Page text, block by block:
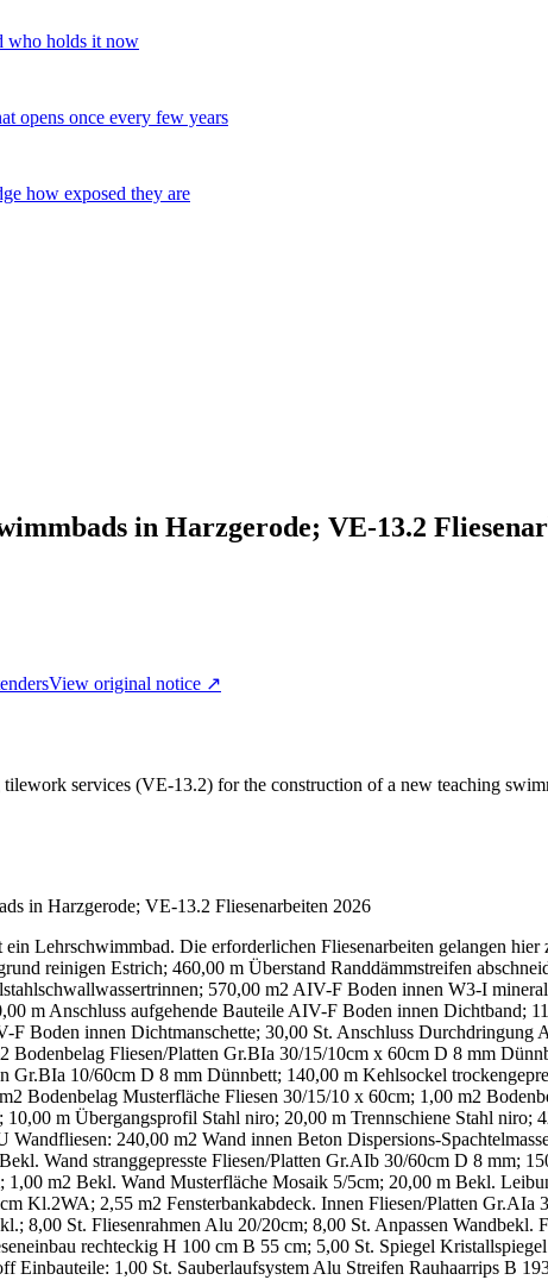
who holds it now
opens once every few years
how exposed they are
in Harzgerode; VE-13.2
View original notice ↗
services (VE-13.2) for the construction of a new teaching
in Harzgerode; VE-13.2 Fliesenarbeiten 2026
Lehrschwimmbad. Die erforderlichen Fliesenarbeiten gelangen
reinigen Estrich; 460,00 m Überstand Randdämmstreifen
570,00 m2 AIV-F Boden innen W3-I
m Anschluss aufgehende Bauteile AIV-F Boden innen Dichtband;
Boden innen Dichtmanschette; 30,00 St. Anschluss
Bodenbelag Fliesen/Platten Gr.BIa 30/15/10cm x 60cm D 8 mm
Gr.BIa 10/60cm D 8 mm Dünnbett; 140,00 m Kehlsockel
Bodenbelag Musterfläche Fliesen 30/15/10 x 60cm; 1,00 m2
10,00 m Übergangsprofil Stahl niro; 20,00 m Trennschiene Stahl
240,00 m2 Wand innen Beton Dispersions-
Wand stranggepresste Fliesen/Platten Gr.AIb 30/60cm D 8
1,00 m2 Bekl. Wand Musterfläche Mosaik 5/5cm; 20,00 m Bekl.
Kl.2WA; 2,55 m2 Fensterbankabdeck. Innen Fliesen/Platten
8,00 St. Fliesenrahmen Alu 20/20cm; 8,00 St. Anpassen
rechteckig H 100 cm B 55 cm; 5,00 St. Spiegel
Einbauteile: 1,00 St. Sauberlaufsystem Alu Streifen Rauhaarrips B